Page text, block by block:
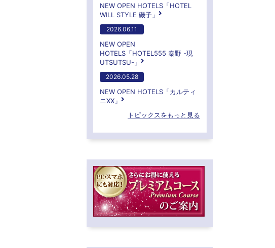
NEW OPEN HOTELS「HOTEL
WILL STYLE 磯子」
2026.06.11
NEW OPEN
HOTELS「HOTEL555 秦野 -現
UTSUTSU-」
2026.05.28
NEW OPEN HOTELS「カルティ
ニXX」
トピックスをもっと見る